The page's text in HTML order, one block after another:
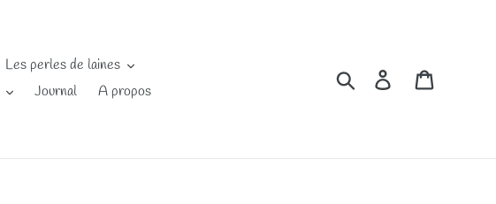
Les perles de laines
Journal A propos
RechercherSe connecter